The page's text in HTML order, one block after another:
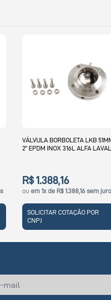
VÁLVULA BORBOLETA LKB
63.5MM 2.1/2" EPDM SOLDA INOX
R$ 711,49
ou em 1x de R$ 711,49 sem juros
SOLICITAR COTAÇÃO POR
CNPJ